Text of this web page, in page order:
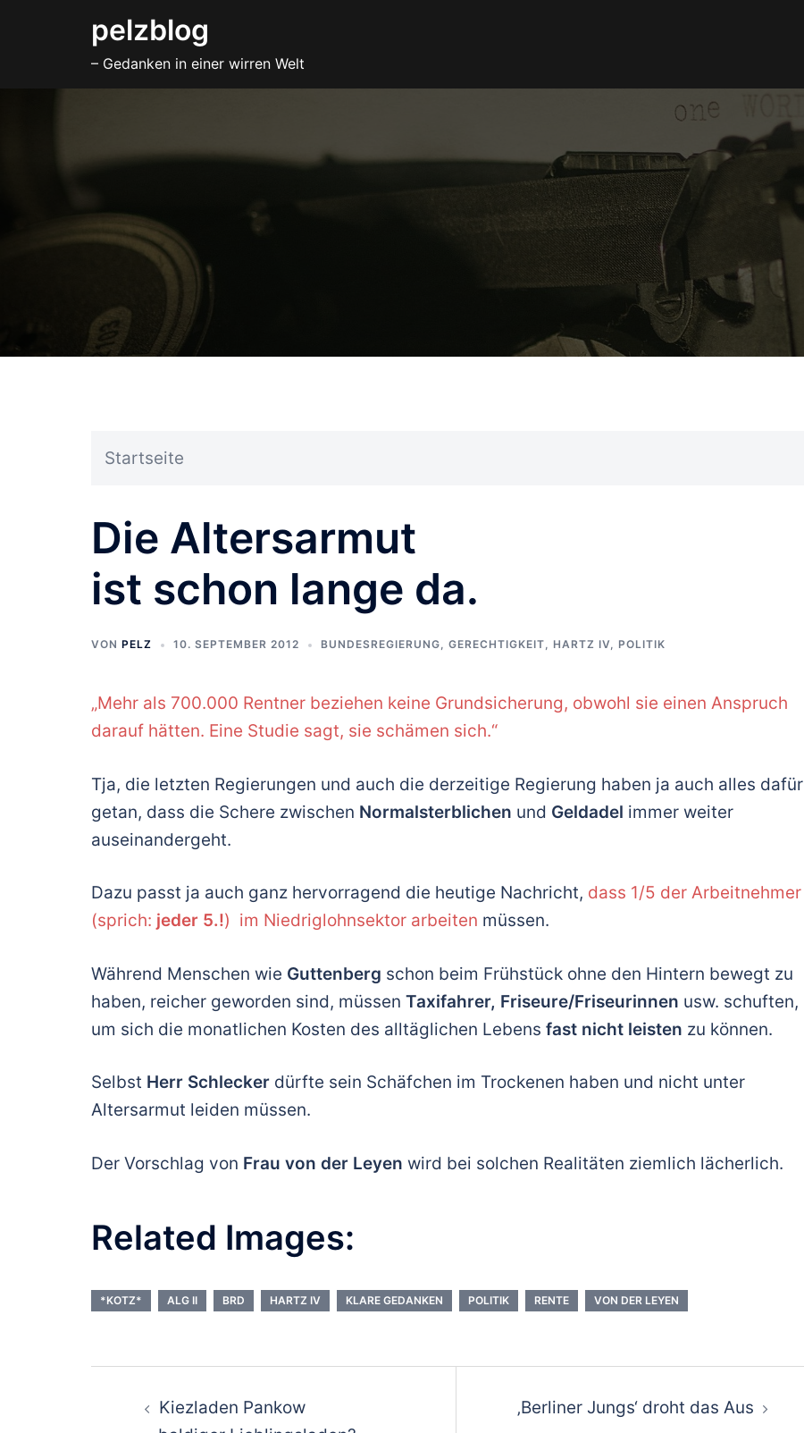
pelzblog
– Gedanken in einer wirren Welt
Startseite
Die Altersarmut
ist schon lange da.
VON PELZ 10. SEPTEMBER 2012 BUNDESREGIERUNG, GERECHTIGKEIT, HARTZ IV, POLITIK
„Mehr als 700.000 Rentner beziehen keine Grundsicherung, obwohl sie einen Anspruch
darauf hätten. Eine Studie sagt, sie schämen sich.“
Tja, die letzten Regierungen und auch die derzeitige Regierung haben ja auch alles dafür
getan, dass die Schere zwischen Normalsterblichen und Geldadel immer weiter
auseinandergeht.
Dazu passt ja auch ganz hervorragend die heutige Nachricht, dass 1/5 der Arbeitnehmer
(sprich: jeder 5.!) im Niedriglohnsektor arbeiten müssen.
Während Menschen wie Guttenberg schon beim Frühstück ohne den Hintern bewegt zu
haben, reicher geworden sind, müssen Taxifahrer, Friseure/Friseurinnen usw. schuften,
um sich die monatlichen Kosten des alltäglichen Lebens fast nicht leisten zu können.
Selbst Herr Schlecker dürfte sein Schäfchen im Trockenen haben und nicht unter
Altersarmut leiden müssen.
Der Vorschlag von Frau von der Leyen wird bei solchen Realitäten ziemlich lächerlich.
Related Images:
*KOTZ* ALG II BRD HARTZ IV KLARE GEDANKEN POLITIK RENTE VON DER LEYEN
Beitragsnavigation
Kiezladen Pankow
‚Berliner Jungs‘ droht das Aus